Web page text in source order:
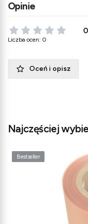
Opinie
Liczba ocen: 0
Oceń i opisz
Najczęściej
Bestseller